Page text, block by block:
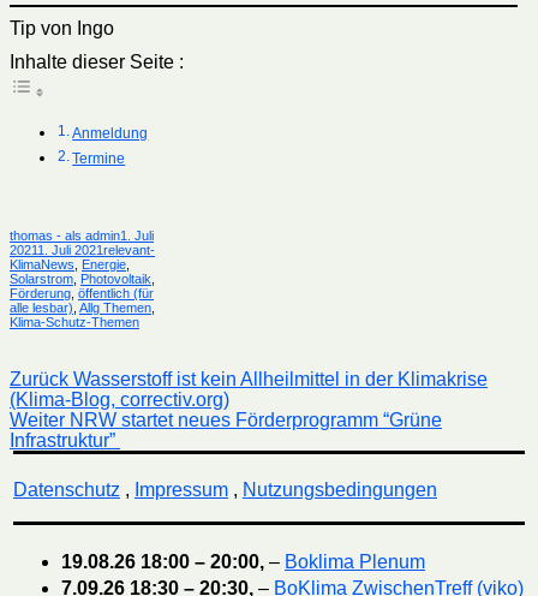
Tip von Ingo
Inhalte dieser Seite :
Anmeldung
Termine
Autor
thomas - als adminVeröffentlicht
am
1. Juli
20211. Juli 2021Kategorien
relevant-
KlimaNews
Energie
Solarstrom Photovoltaik
Förderung öffentlich (für
alle lesbar) Allg Themen
Klima-Schutz-Themen
Beitragsnavigation
Zurück Vorheriger
Beitrag:
Wasserstoff ist kein Allheilmittel in der Klimakrise
(Klima-Blog, correctiv.org)
Weiter Nächster
Beitrag:
NRW startet neues Förderprogramm “Grüne
Infrastruktur” ­
Datenschutz , Impressum, Nutzungsbedingungen
19.08.26 18:00 – 20:00, – Boklima Plenum
7.09.26 18:30 – 20:30, – BoKlima ZwischenTreff (viko)